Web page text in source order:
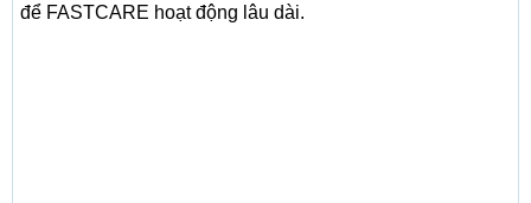
để FASTCARE hoạt động lâu dài.